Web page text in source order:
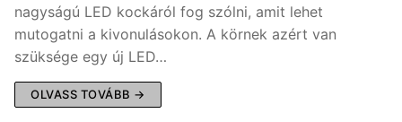
nagyságú LED kockáról fog szólni, amit lehet
mutogatni a kivonulásokon. A körnek azért van
szüksége egy új LED…
OLVASS TOVÁBB →